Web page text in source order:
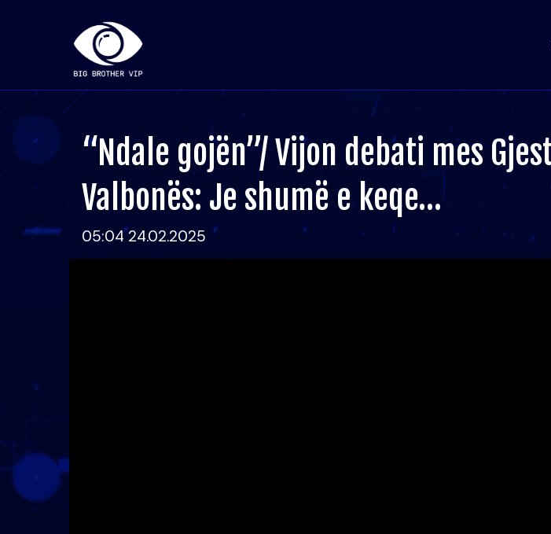
“Ndale gojën”/ Vijon debati mes
Valbonës: Je shumë e keqe…
05:04 24.02.2025